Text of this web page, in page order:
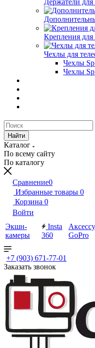
Держатели
Крепления для
Чехлы для
Чехлы
Чехлы Sp
Найти
Каталог
По всему сайту
По каталогу
Сравнение0
Избранные товары 0
Корзина 0
Войти
Экшн-
камеры
Insta
360
GoPro
+7 (903) 671-77-01
Заказать звонок